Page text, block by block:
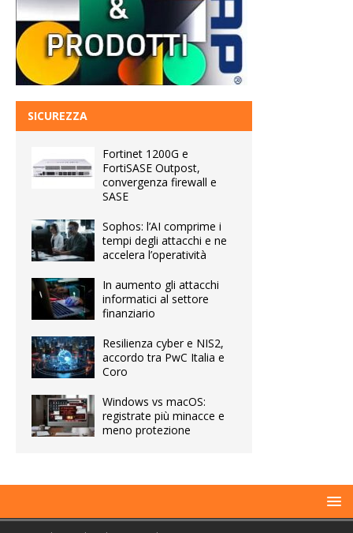
SICUREZZA
Fortinet 1200G e
FortiSASE Outpost,
convergenza firewall e
SASE
Sophos: l’AI comprime i
tempi degli attacchi e ne
accelera l’operatività
In aumento gli attacchi
informatici al settore
finanziario
Resilienza cyber e NIS2,
accordo tra PwC Italia e
Coro
Windows vs macOS:
registrate più minacce e
meno protezione